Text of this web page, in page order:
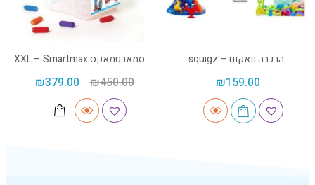
הרכבה וואקום – squigz
₪159.00
סמארטמאקס XXL – Smartmax
₪450.00
₪379.00